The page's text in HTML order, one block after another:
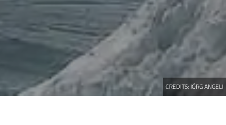
CREDITS:JÖRG ANGELI